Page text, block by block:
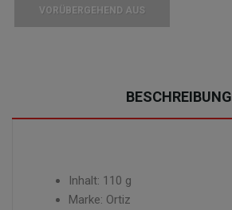
VORÜBERGEHEND AUS
BESCHREIBUNG
Inhalt: 110 g
Marke: Ortiz